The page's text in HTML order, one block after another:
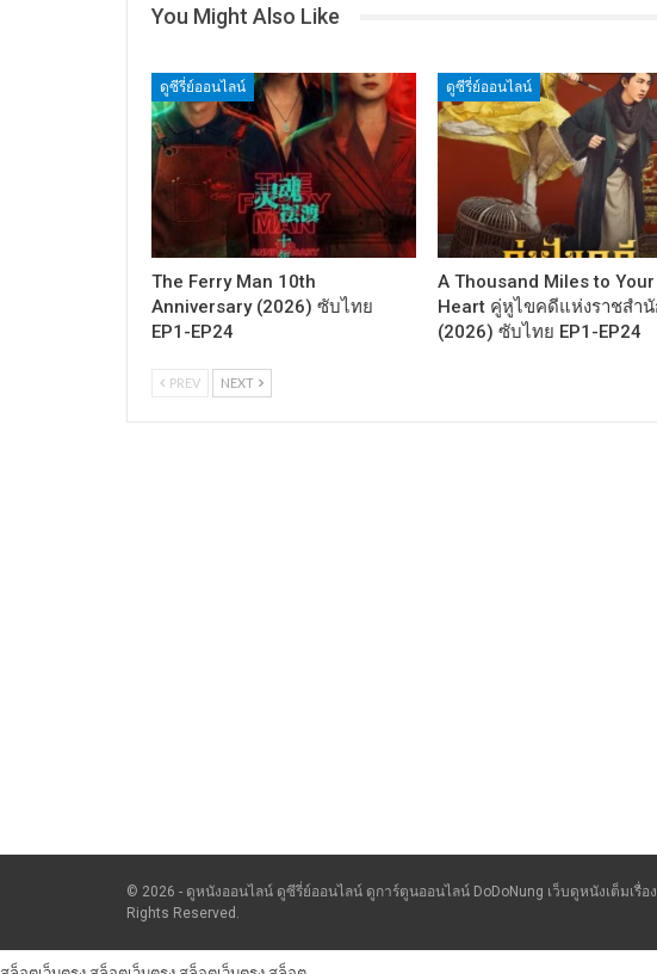
You Might Also Like
ดูซีรี่ย์ออนไลน์
The Ferry Man 10th
Anniversary (2026) ซับไทย
EP1-EP24
ดูซีรี่ย์ออนไลน์
A Thousand Miles to Your
Heart คู่หูไขคดีแห่งราชสำนั
(2026) ซับไทย EP1-EP24
PREV NEXT
© 2026 - ดูหนังออนไลน์ ดูซีรี่ย์ออนไลน์ ดูการ์ตูนออนไลน์ DoDoNung เว็บดูหนังเต็มเรื่อง
Rights Reserved.